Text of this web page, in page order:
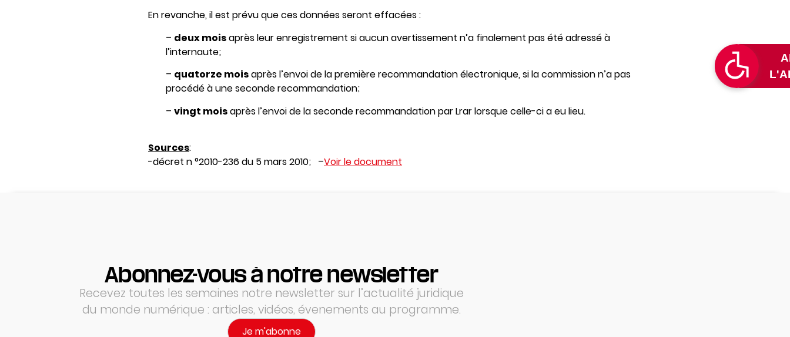
En revanche, il est prévu que ces données seront effacées :
– deux moisaprès leur enregistrement si aucun avertissement n’a finalement pas été adressé à
l’internaute;
– quatorze moisaprès l’envoi de la première recommandation électronique, si la commission n’a pas
procédé à une seconde recommandation;
– vingt moisaprès l’envoi de la seconde recommandation par Lrar lorsque celle-ci a eu lieu.
Sources:
-décret n °2010-236 du 5 mars 2010; –Voir le document
Abonnez-vous à notre newsletter
Recevez toutes les semaines notre newsletter sur l’actualité juridique
du monde numérique : articles, vidéos, évenements au programme.
Je m'abonne